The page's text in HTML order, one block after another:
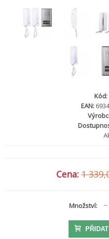
Kód:
EAN:
Cena:1
Množství: